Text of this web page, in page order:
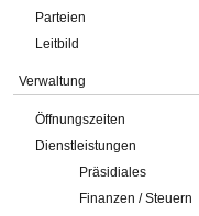
Parteien
Leitbild
Verwaltung
Öffnungszeiten
Dienstleistungen
Präsidiales
Finanzen / Steuern